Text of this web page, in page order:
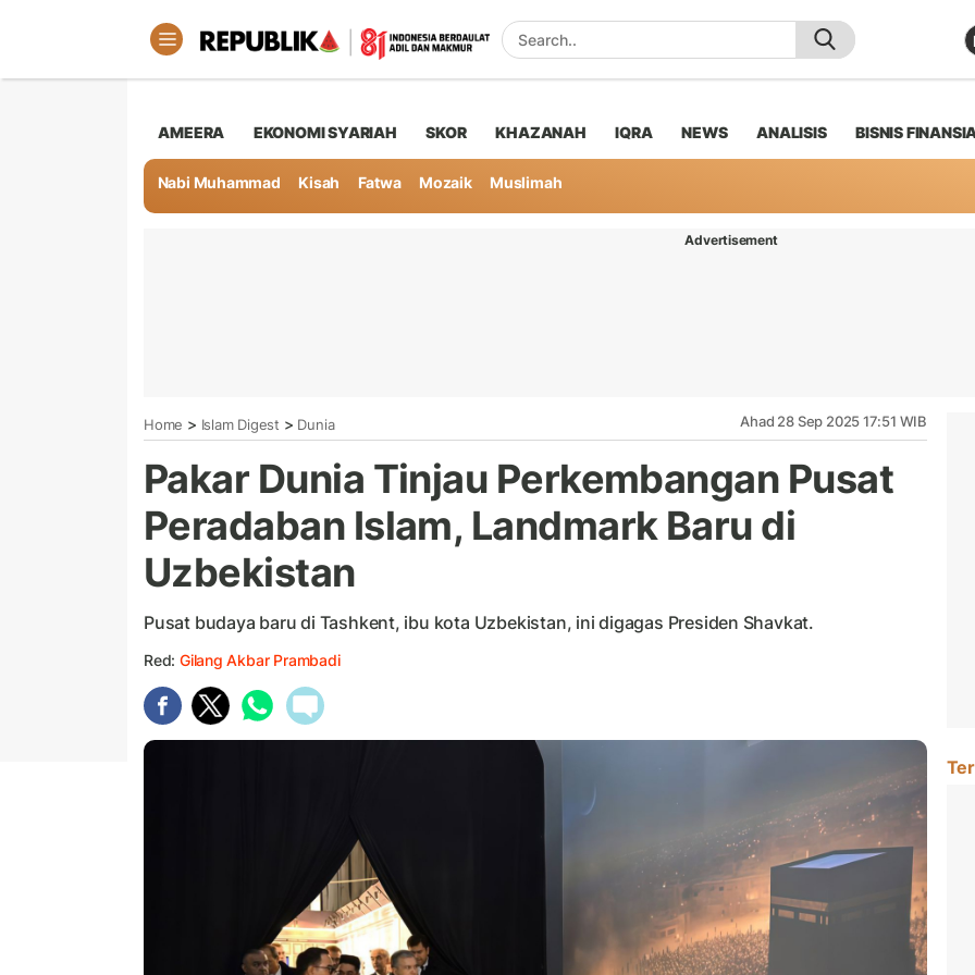
AMEERA EKONOMI SYARIAH SKOR KHAZANAH IQRA NEWS ANALISIS BISNIS
Nabi Muhammad Kisah Fatwa Mozaik Muslimah
Advertisement
Home > Islam Digest > Dunia Ahad 28 Sep 2025 17:51 WIB
Pakar Dunia Tinjau Perkembangan Pusat
Peradaban Islam, Landmark Baru di
Uzbekistan
Pusat budaya baru di Tashkent, ibu kota Uzbekistan, ini digagas Presiden Shavkat.
Red: Gilang Akbar Prambadi